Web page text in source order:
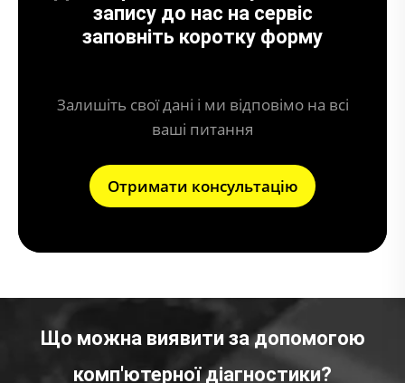
запису до нас на сервіс
заповніть коротку форму
Залишіть свої дані і ми відповімо на всі
ваші питання
Отримати консультацію
Що можна виявити за допомогою
комп'ютерної діагностики?